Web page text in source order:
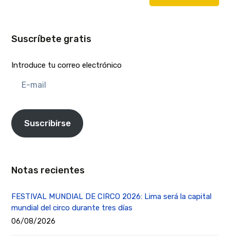
Suscríbete gratis
Introduce tu correo electrónico
mail
Suscribirse
Notas recientes
FESTIVAL MUNDIAL DE CIRCO 2026: Lima será la capital
mundial del circo durante tres días
06/08/2026